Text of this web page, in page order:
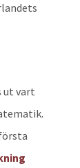
ut vart